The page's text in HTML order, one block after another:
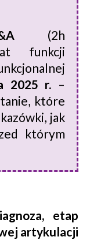
(2h
funkcji
2025 r. –
które
jak
którym
etap
artykulacji